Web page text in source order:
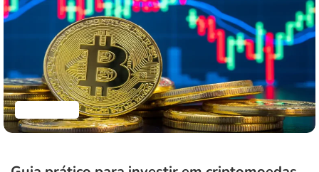
criptomoedas, é importante […]